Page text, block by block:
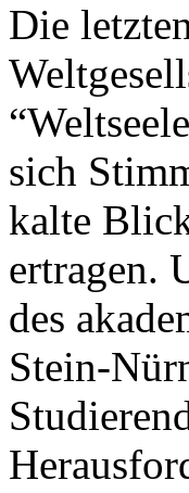
Die
sich
kalte
ertragen.
des
Stein-